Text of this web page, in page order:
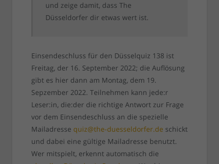
und zeige damit, dass The
Düsseldorfer dir etwas wert ist.
Einsendeschluss für den Düsselquiz 138 ist
Freitag, der 16. September 2022; die Auflösung
gibt es hier dann am Montag, dem 19.
Sepzember 2022. Teilnehmen kann jede:r
Leser:in, die:der die richtige Antwort zur Frage
vor dem Einsendeschluss an die spezielle
Mailadresse quiz@the-duesseldorfer.de schickt
und dabei eine gültige Mailadresse benutzt.
Wer mitspielt, erkennt automatisch die